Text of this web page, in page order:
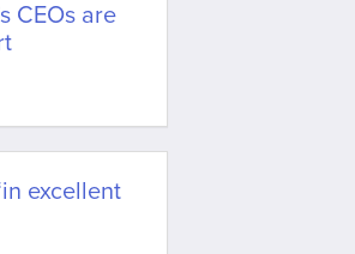
CEOs are
excellent